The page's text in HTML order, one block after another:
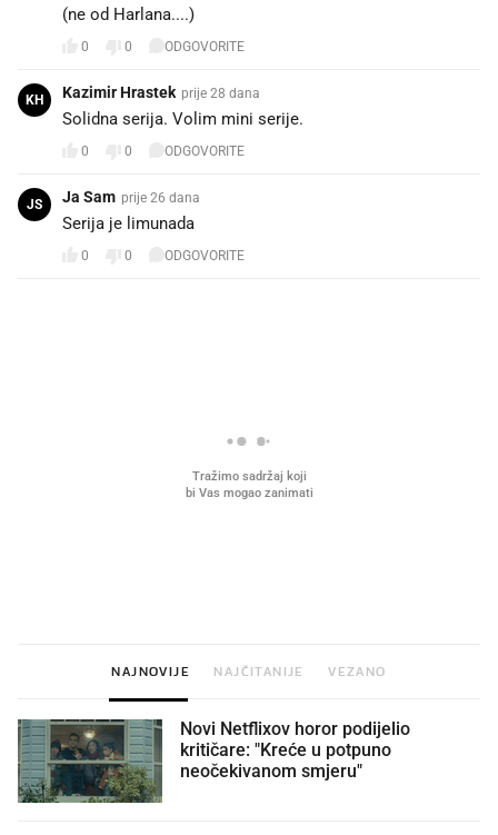
(ne od Harlana....)
0 0 ODGOVORITE
KH Kazimir Hrastek prije 28 dana
Solidna serija. Volim mini serije.
0 0 ODGOVORITE
JS Ja Sam prije 26 dana
Serija je limunada
0 0 ODGOVORITE
NAJNOVIJE NAJČITANIJE VEZANO
Novi Netflixov horor podijelio
kritičare: "Kreće u potpuno
neočekivanom smjeru"